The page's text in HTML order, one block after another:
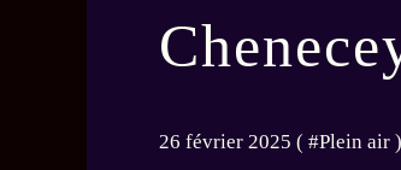
26 février 2025 ( #Plein air )